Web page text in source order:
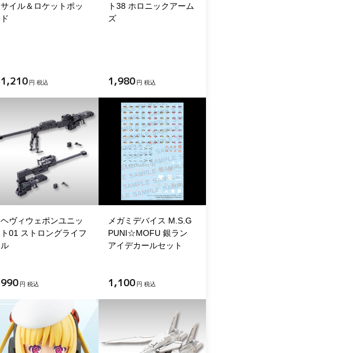
サイル＆ロケットポッ
ド
1,210 円 税込
ト38 ホロニックアーム
ズ
1,980 円 税込
ヘヴィウェポンユニッ
ト01 ストロングライフ
ル
990 円 税込
メガミデバイス M.S.G
PUNI☆MOFU 銀ラン
アイデカールセット
1,100 円 税込